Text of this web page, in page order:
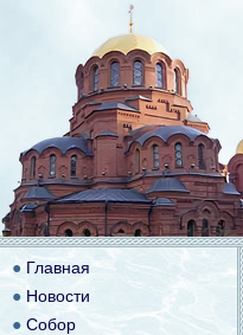
● Главная
● Новости
● Собор